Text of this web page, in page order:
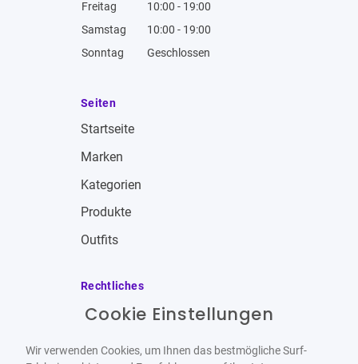
Freitag
10:00 - 19:00
Samstag
10:00 - 19:00
Sonntag
Geschlossen
Seiten
Startseite
Marken
Kategorien
Produkte
Outfits
Rechtliches
Impressum
Cookie Einstellungen
Wir verwenden Cookies, um Ihnen das bestmögliche Surf-